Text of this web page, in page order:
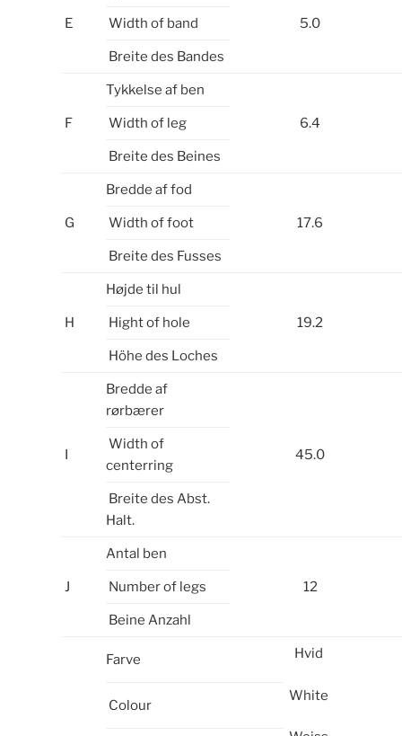
E 5.0
Width of band
Breite des Bandes
F
Tykkelse af ben
6.4
Width of leg
Breite des Beines
G
Bredde af fod
17.6
Width of foot
Breite des Fusses
H
Højde til hul
19.2
Hight of hole
Höhe des Loches
I
Bredde af
rørbærer
45.0
Width of
centerring
Breite des Abst.
Halt.
J
Antal ben
12
Number of legs
Beine Anzahl
Farve Hvid
White
Colour